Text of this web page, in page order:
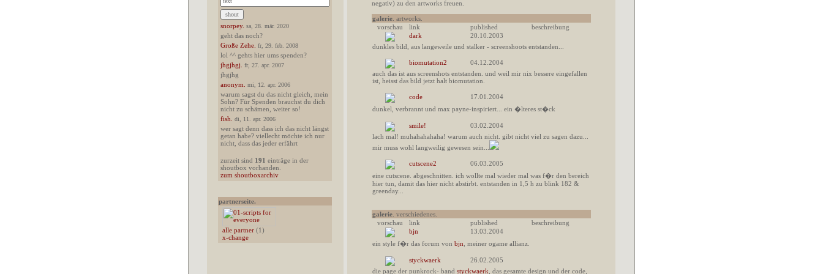
snorpey. sa, 28. mär. 2020
geht das noch?
Große Zehe. fr, 29. feb. 2008
lol ^^ gehts hier ums spenden?
jhgjhgj.
fr, 27. apr. 2007
jhgjhg
anonym.
mi, 12. apr. 2006
warum sagst du das nicht gleich, mein
Sohn? Für Spenden brauchst du dich
nicht zu schämen, weiter so!
fish.
di, 11. apr. 2006
wer sagt denn dass ich das nicht längst
getan habe? viellecht möchte ich nur
nicht, dass das jeder erfährt
zurzeit sind 191 einträge in der
shoutbox vorhanden.
zum shoutboxarchiv
partnerseite.
alle partner (1)
x-change
negativ) zu den artworks freuen.
galerie . artworks.
vorschau
link published
beschreibung
dark
20.10.2003
dunkles bild, aus langeweile und stalker - screenshoots entstanden...
biomutation2
04.12.2004
auch das ist aus screenshots entstanden. und weil mir nix bessere eingefallen
ist, heisst das bild jetzt halt biomutation.
code
17.01.2004
dunkel, verbrannt und max payne-inspiriert... ein �lteres st�ck
smile!
03.02.2004
lach mal! muhahahahaha! warum auch nicht. gibt nicht viel zu sagen dazu...
mir muss wohl langweilig gewesen sein...
cutscene2
06.03.2005
eine cutscene. abgeschnitten. ich wollte mal wieder mal was f�r den bereich
hier tun, damit das hier nicht abstirbt. entstanden in 1,5 h zu blink 182 &
greenday...
galerie . verschiedenes.
vorschau
link published
beschreibung
bjn
13.03.2004
ein style f�r das forum von bjn , meiner ogame allianz.
styckwaerk
26.02.2005
die page der punkrock- band styckwaerk , das gesamte design und der code,